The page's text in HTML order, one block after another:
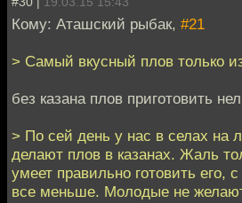
Кому: Аташский рыбак, #21
> Самый вкусный плов только
без казана плов приготовить
> По сей день у нас в селах на
делают плов в казанах. Жаль
умеет правильно готовить его,
все меньше. Молодые не